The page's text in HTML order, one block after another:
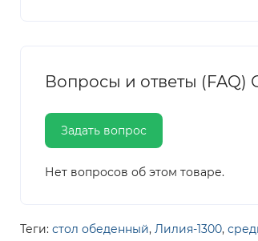
Вопросы и ответы
Задать вопрос
Нет вопросов об этом товаре.
Теги: стол обеденный, Лилия-1300,